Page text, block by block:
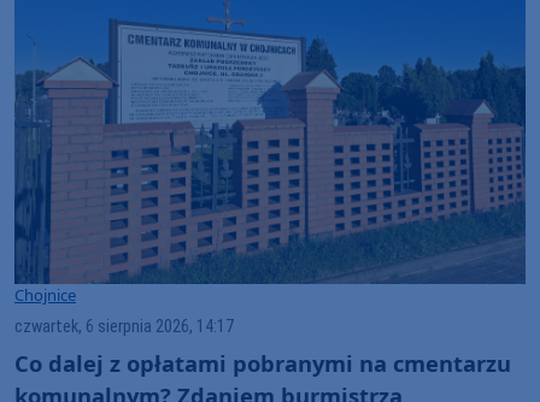
Chojnice
czwartek, 6 sierpnia 2026, 14:17
Co dalej z opłatami pobranymi na cmentarzu
komunalnym? Zdaniem burmistrza